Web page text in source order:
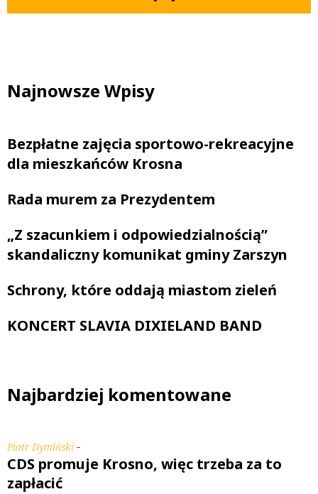
Najnowsze Wpisy
Bezpłatne zajęcia sportowo-rekreacyjne
dla mieszkańców Krosna
Rada murem za Prezydentem
„Z szacunkiem i odpowiedzialnością”
skandaliczny komunikat gminy Zarszyn
Schrony, które oddają miastom zieleń
KONCERT SLAVIA DIXIELAND BAND
Najbardziej komentowane
Piotr Dymiński -
CDS promuje Krosno, więc trzeba za to
zapłacić